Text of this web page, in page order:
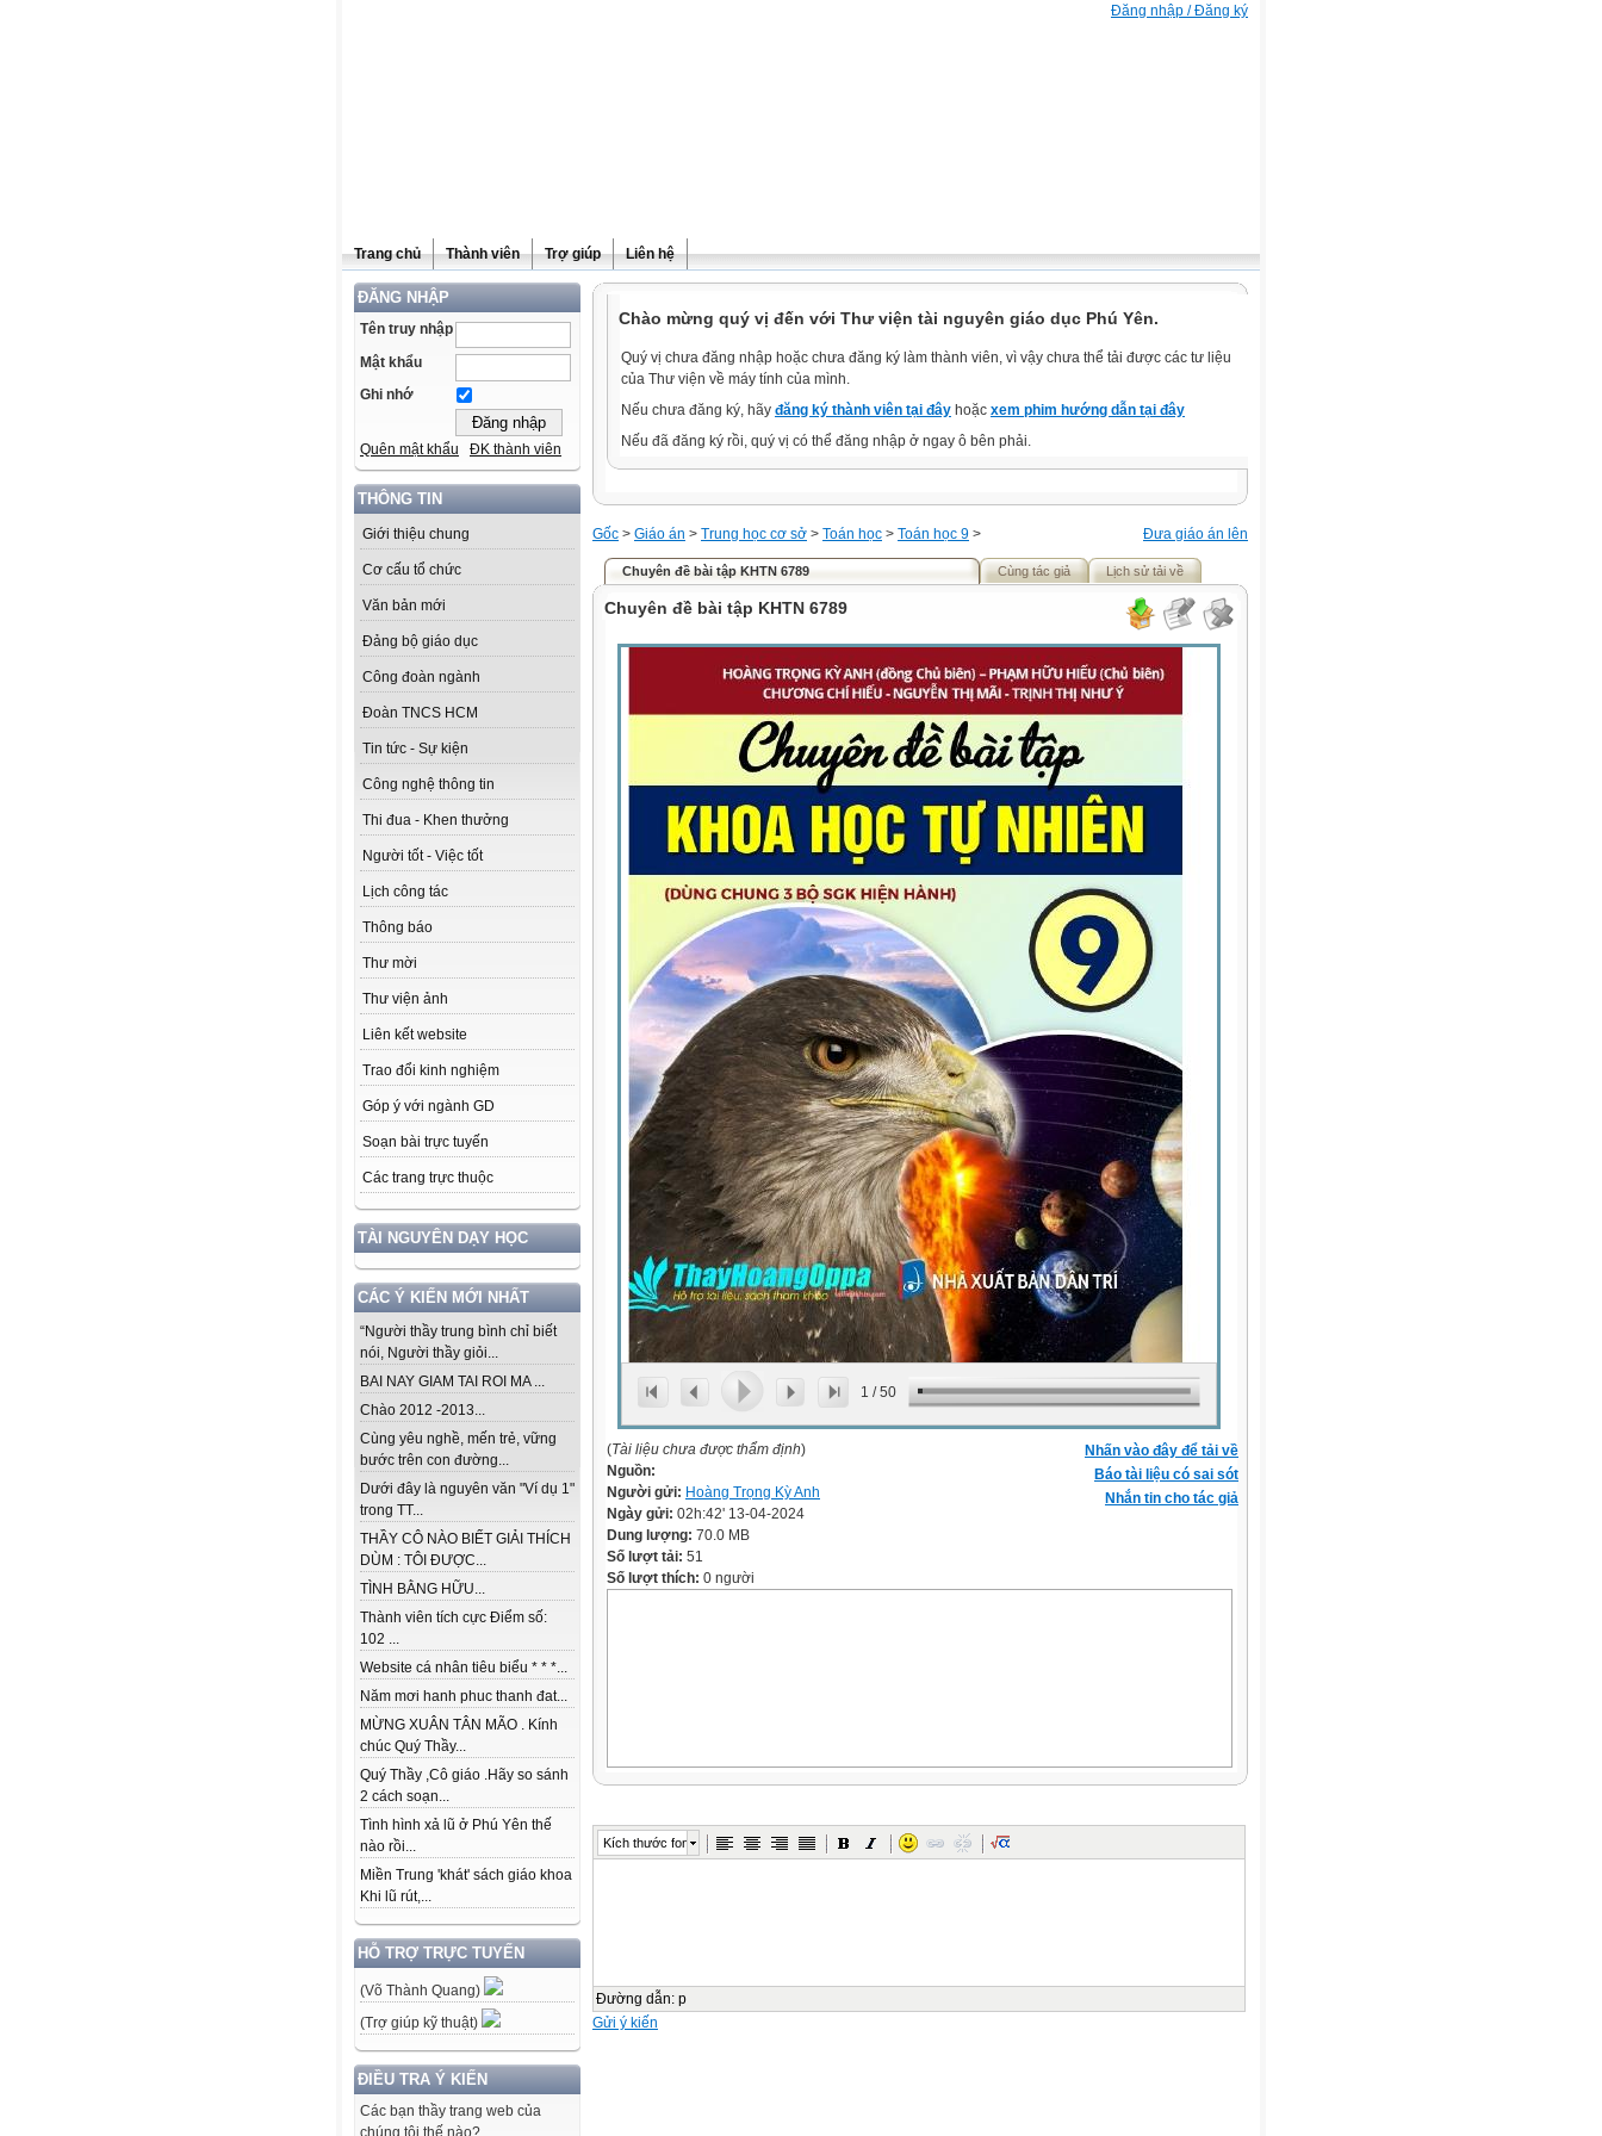
Đăng nhập / Đăng ký
Trang chủ Thành viên Trợ giúp Liên hệ
ĐĂNG NHẬP
Tên truy nhập
Mật khẩu
Ghi nhớ
Quên mật khẩu ĐK thành viên
THÔNG TIN
Giới thiệu chung
Cơ cấu tổ chức
Văn bản mới
Đảng bộ giáo dục
Công đoàn ngành
Đoàn TNCS HCM
Tin tức - Sự kiện
Công nghệ thông tin
Thi đua - Khen thưởng
Người tốt - Việc tốt
Lịch công tác
Thông báo
Thư mời
Thư viện ảnh
Liên kết website
Trao đổi kinh nghiệm
Góp ý với ngành GD
Soạn bài trực tuyến
Các trang trực thuộc
TÀI NGUYÊN DẠY HỌC
CÁC Ý KIẾN MỚI NHẤT
“Người thầy trung bình chỉ biết
nói, Người thầy giỏi...
BAI NAY GIAM TAI ROI MA ...
Chào 2012 -2013...
Cùng yêu nghề, mến trẻ, vững
bước trên con đường...
Dưới đây là nguyên văn "Ví dụ 1"
trong TT...
THẦY CÔ NÀO BIẾT GIẢI THÍCH
DÙM : TÔI ĐƯỢC...
TÌNH BẰNG HỮU...
Thành viên tích cực Điểm số:
102 ...
Website cá nhân tiêu biểu * * *...
Năm mơi hanh phuc thanh đat...
MỪNG XUÂN TÂN MÃO . Kính
chúc Quý Thầy...
Quý Thầy ,Cô giáo .Hãy so sánh
2 cách soạn...
Tình hình xả lũ ở Phú Yên thế
nào rồi...
Miền Trung 'khát' sách giáo khoa
Khi lũ rút,...
HỖ TRỢ TRỰC TUYẾN
(Võ Thành Quang)
(Trợ giúp kỹ thuật)
ĐIỀU TRA Ý KIẾN
Các bạn thầy trang web của
chúng tôi thế nào?
Chào mừng quý vị đến với Thư viện tài nguyên giáo dục Phú Yên.
Quý vị chưa đăng nhập hoặc chưa đăng ký làm thành viên, vì vậy chưa thể tải được các tư liệu
của Thư viện về máy tính của mình.
Nếu chưa đăng ký, hãy đăng ký thành viên tại đây hoặc xem phim hướng dẫn tại đây
Nếu đã đăng ký rồi, quý vị có thể đăng nhập ở ngay ô bên phải.
Đưa giáo án lên
Gốc > Giáo án > Trung học cơ sở > Toán học > Toán học 9 >
Chuyên đề bài tập KHTN 6789 Cùng tác giả Lịch sử tải về
Chuyên đề bài tập KHTN 6789
1 /50
Nhấn vào đây để tải về
Báo tài liệu có sai sót
Nhắn tin cho tác giả
(Tài liệu chưa được thẩm định)
Nguồn:
Người gửi: Hoàng Trọng Kỳ Anh
Ngày gửi: 02h:42' 13-04-2024
Dung lượng: 70.0 MB
Số lượt tải: 51
Số lượt thích: 0 người
Kích thước font
Đường dẫn: p
Gửi ý kiến